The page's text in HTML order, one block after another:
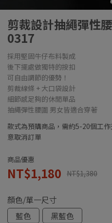
剪裁設計抽繩彈性
0317
採用堅固牛仔布料製成
後下擺處做獨特的按扣
可自由調節的優勢！
剪裁線條 + 大口袋設計
細節感足夠的休閒單品
抽繩彈性腰圍 男女皆適合穿著
款式為預購商品，需約5-20個工
意取消訂單
商品優惠
NT$1,180 NT$1,380
顏色/單一尺寸
藍色
黑藍色